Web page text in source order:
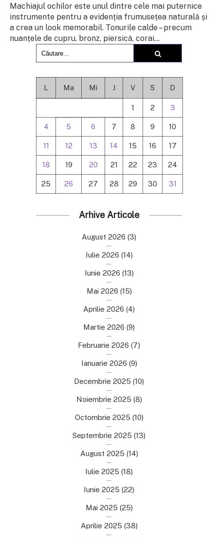
Machiajul ochilor este unul dintre cele mai puternice
instrumente pentru a evidenția frumusețea naturală și
a crea un look memorabil. Tonurile calde – precum
nuanțele de cupru, bronz, piersică, corai...
L Ma Mi J V S D
1 2 3
4 5 6 7 8 9 10
11 12 13 14 15 16 17
18 19 20 21 22 23 24
25 26 27 28 29 30 31
Arhive Articole
August 2026 (3)
Iulie 2026 (14)
Iunie 2026 (13)
Mai 2026 (15)
Aprilie 2026 (4)
Martie 2026 (9)
Februarie 2026 (7)
Ianuarie 2026 (9)
Decembrie 2025 (10)
Noiembrie 2025 (8)
Octombrie 2025 (10)
Septembrie 2025 (13)
August 2025 (14)
Iulie 2025 (18)
Iunie 2025 (22)
Mai 2025 (25)
Aprilie 2025 (38)